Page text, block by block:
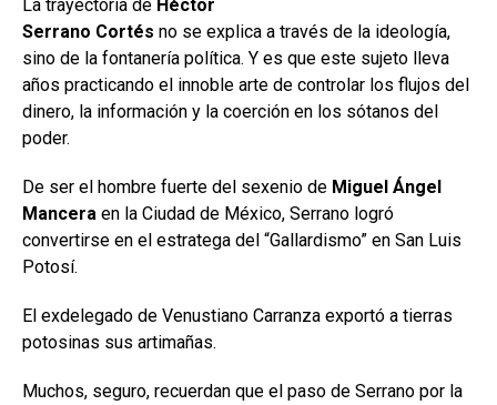
La trayectoria de Héctor
Serrano Cortés no se explica a través de la ideología,
sino de la fontanería política. Y es que este sujeto lleva
años practicando el innoble arte de controlar los flujos del
dinero, la información y la coerción en los sótanos del
poder.
De ser el hombre fuerte del sexenio de Miguel Ángel
Mancera en la Ciudad de México, Serrano logró
convertirse en el estratega del “Gallardismo” en San Luis
Potosí.
El exdelegado de Venustiano Carranza exportó a tierras
potosinas sus artimañas.
Muchos, seguro, recuerdan que el paso de Serrano por la